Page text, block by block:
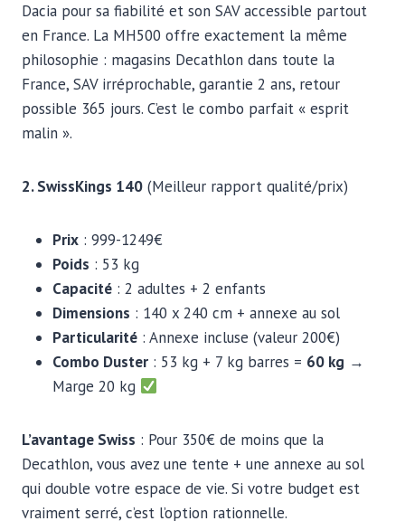
Dacia pour sa fiabilité et son SAV accessible partout
en France. La MH500 offre exactement la même
philosophie : magasins Decathlon dans toute la
France, SAV irréprochable, garantie 2 ans, retour
possible 365 jours. C’est le combo parfait « esprit
malin ».
2. SwissKings 140 (Meilleur rapport qualité/prix)
Prix : 999-1249€
Poids : 53 kg
Capacité : 2 adultes + 2 enfants
Dimensions : 140 x 240 cm + annexe au sol
Particularité : Annexe incluse (valeur 200€)
Combo Duster : 53 kg + 7 kg barres = 60 kg →
Marge 20 kg
L’avantage Swiss : Pour 350€ de moins que la
Decathlon, vous avez une tente + une annexe au sol
qui double votre espace de vie. Si votre budget est
vraiment serré, c’est l’option rationnelle.